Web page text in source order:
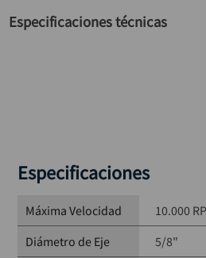
Especificaciones técnicas
Especificaciones
Máxima Velocidad
10.000
Diámetro de Eje
5/8"